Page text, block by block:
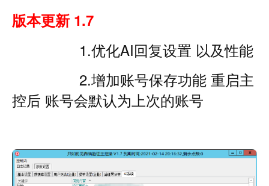
版本更新 1.7
1.优化AI回复设置 以及性能
2.增加账号保存功能 重启主
控后 账号会默认为上次的账号